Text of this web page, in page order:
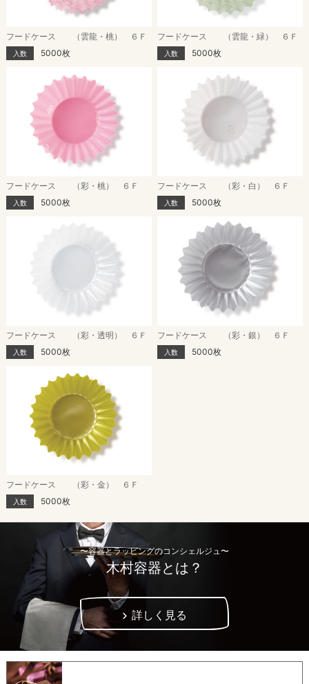
フードケース （雲龍・桃） ６Ｆ
入数 5000枚
フードケース （雲龍・緑） ６Ｆ
入数 5000枚
フードケース （彩・桃） ６Ｆ
入数 5000枚
フードケース （彩・白） ６Ｆ
入数 5000枚
フードケース （彩・透明） ６Ｆ
入数 5000枚
フードケース （彩・銀） ６Ｆ
入数 5000枚
フードケース （彩・金） ６Ｆ
入数 5000枚
〜容器とラッピングのコンシェルジュ〜
木村容器とは？
詳しく見る